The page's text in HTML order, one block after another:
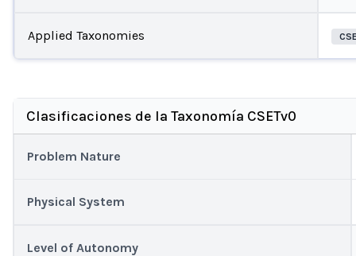
Applied Taxonomies
Clasificaciones de la Taxonomía CSETv0
Problem Nature
Physical System
Level of Autonomy